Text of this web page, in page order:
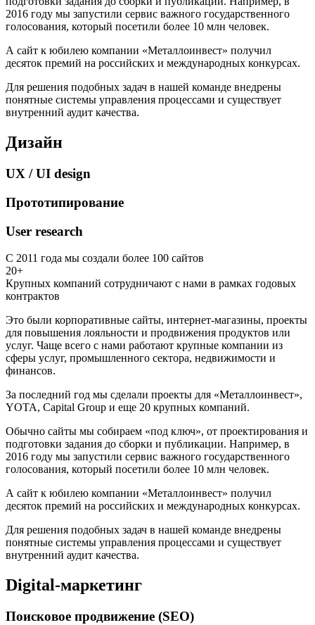
2016 году мы запустили сервис важного государственного
голосования, который посетили более 10 млн человек.
А сайт к юбилею компании «Металлоинвест» получил
десяток премий на российских и международных конкурсах.
Для решения подобных задач в нашей команде внедрены
понятные системы управления процессами и существует
внутренний аудит качества.
Дизайн
UX / UI design
Прототипирование
User research
С 2011 года мы создали более 100 сайтов
20+
Крупных компаний сотрудничают с нами в рамках годовых
контрактов
Это были корпоративные сайты, интернет-магазины, проекты
для повышения лояльности и продвижения продуктов или
услуг. Чаще всего с нами работают крупные компании из
сферы услуг, промышленного сектора, недвижимости и
финансов.
За последний год мы сделали проекты для «Металлоинвест»,
YOTA, Capital Group и еще 20 крупных компаний.
Обычно сайты мы собираем «под ключ», от проектирования и
подготовки задания до сборки и публикации. Например, в
2016 году мы запустили сервис важного государственного
голосования, который посетили более 10 млн человек.
А сайт к юбилею компании «Металлоинвест» получил
десяток премий на российских и международных конкурсах.
Для решения подобных задач в нашей команде внедрены
понятные системы управления процессами и существует
внутренний аудит качества.
Digital-маркетинг
Поисковое продвижение (SEO)